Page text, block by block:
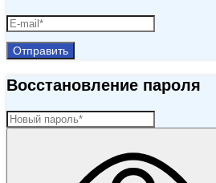
Отправить
Восстановление пароля